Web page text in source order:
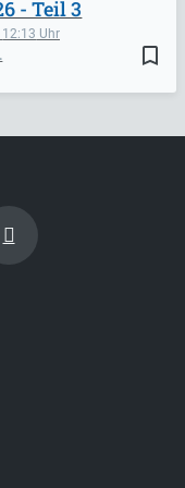
bookmark_border
12:13
- Teil 3